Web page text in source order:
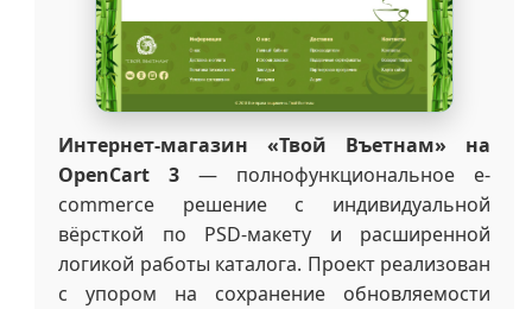
Интернет-магазин «Твой Въетнам» на
OpenCart 3 — полнофункциональное e-
commerce решение с индивидуальной
вёрсткой по PSD-макету и расширенной
логикой работы каталога. Проект реализован
с упором на сохранение обновляемости